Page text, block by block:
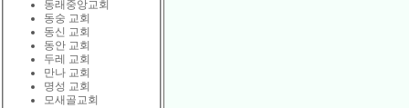
동래중앙교회
동숭 교회
동신 교회
동안 교회
두레 교회
만나 교회
명성 교회
모새골교회